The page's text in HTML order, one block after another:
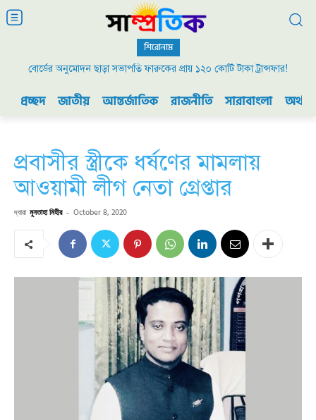
শিরোনাম
বোর্ডের অনুমোদন ছাড়া সভাপতি ফারুকের প্রায় ১২০ কোটি টাকা ট্রান্সফার!
প্রচ্ছদ জাতীয় আন্তর্জাতিক রাজনীতি সারাবাংলা
প্রবাসীর স্ত্রীকে ধর্ষণের মামলায়
আওয়ামী লীগ নেতা গ্রেপ্তার
দ্বারা মুনতাহা মিহীর - October 8, 2020